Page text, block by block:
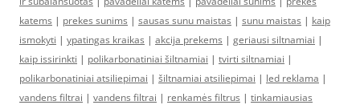
katems | prekes sunims | sausas sunu maistas | sunu maistas | kaip
ismokyti | ypatingas kraikas | akcija prekems | geriausi siltnamiai |
kaip issirinkti | polikarbonatiniai šiltnamiai | tvirti siltnamiai |
polikarbonatiniai atsiliepimai | šiltnamiai atsiliepimai | led reklama |
vandens filtrai | vandens filtrai | renkamės filtrus | tinkamiausias